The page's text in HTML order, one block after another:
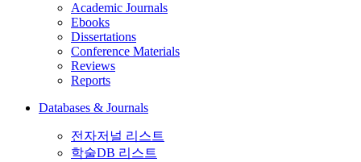
Academic Journals
Ebooks
Dissertations
Conference Materials
Reviews
Reports
Databases & Journals
전자저널 리스트
학술DB 리스트